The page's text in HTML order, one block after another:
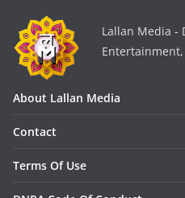
Lallan Media -
About Lallan Media
Contact
Terms Of Use